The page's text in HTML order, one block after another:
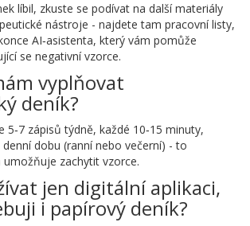
líbil, zkuste se podívat na další materiály
nástroje - najdete tam pracovní listy,
AI‑asistenta, který vám pomůže
se negativní vzorce.
vyplňovat
deník?
5‑7 zápisů týdně, každé 10‑15 minuty,
dobu (ranní nebo večerní) - to
zachytit vzorce.
jen digitální aplikaci,
i papírový deník?